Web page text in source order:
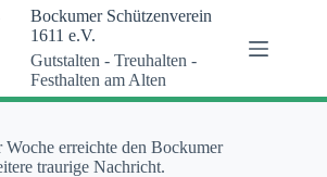
Bockumer Schützenverein
1611 e.V.
Gutstalten - Treuhalten -
Festhalten am Alten
Woche erreichte den Bockumer
traurige Nachricht.